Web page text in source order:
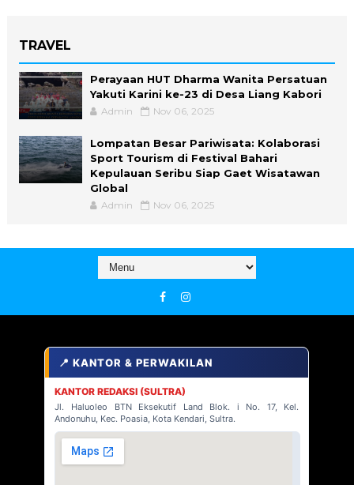
TRAVEL
Perayaan HUT Dharma Wanita Persatuan
Yakuti Karini ke-23 di Desa Liang Kabori
Admin Nov 06, 2025
Lompatan Besar Pariwisata: Kolaborasi
Sport Tourism di Festival Bahari
Kepulauan Seribu Siap Gaet Wisatawan
Global
Admin Nov 06, 2025
📍 KANTOR & PERWAKILAN
KANTOR REDAKSI (SULTRA)
Jl. Haluoleo BTN Eksekutif Land Blok. i No. 17, Kel.
Andonuhu, Kec. Poasia, Kota Kendari, Sultra.